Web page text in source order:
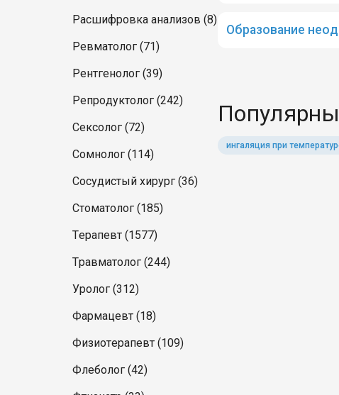
Расшифровка анализов (8)
Ревматолог (71)
Рентгенолог (39)
Репродуктолог (242)
Сексолог (72)
Сомнолог (114)
Сосудистый хирург (36)
Стоматолог (185)
Терапевт (1577)
Травматолог (244)
Уролог (312)
Фармацевт (18)
Физиотерапевт (109)
Флеболог (42)
Образование
ингаляция при